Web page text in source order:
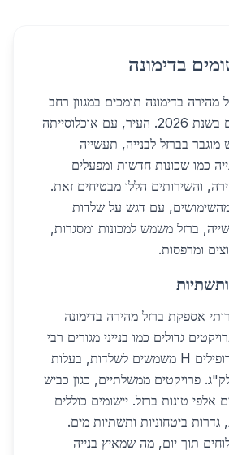
בדימונה
בדימונה תומכים במגוון רחב
של יישומים מקומיים בשנת 2026. העיר, עם אוכלוסייתה
בברזל לבנייה, תעשייה
כמו שכונות חדשות ומפעלים
והשירותים הללו מבטיחים זאת.
מהווה 50% מהשימושים, עם דגש על שלדות
ברזל משמש למכונות ומסגרות,
ומרפסות.
אספקת ברזל מהירה בדימונה
גדולים כמו בנייני מגורים רבי
קומות. לבדל"ים ופרופילים H משמשים לשלדות, בעלות
לק"ג. פרויקטים ממשלתיים, כגון כביש
אלפי טונות ברזל. יישומים כוללים
גדרות ביטחוניות ותשתיות מים.
תוך יום, מה שמאיץ בנייה